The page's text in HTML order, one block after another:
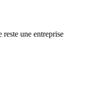
une entreprise